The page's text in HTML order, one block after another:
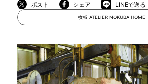
一枚板 ATELIER MOKUBA
MOKUBA について
ポスト シェア LINEで送る
一枚板 ATELIER MOKUBA HOME